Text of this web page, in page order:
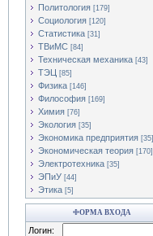
Политология [179]
Социология [120]
Статистика [31]
ТВиМС [84]
Техническая механика [43]
ТЭЦ [85]
Физика [146]
Философия [169]
Химия [76]
Экология [35]
Экономика предприятия [35]
Экономическая теория [170]
Электротехника [35]
ЭПиУ [44]
Этика [5]
ФОРМА ВХОДА
Логин: